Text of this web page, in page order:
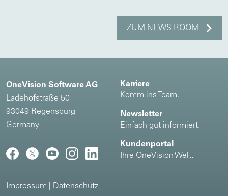
ZUM NEWS ROOM
OneVision Software AG
Ladehofstraße 50
93049 Regensburg
Germany
Impressum Datenschutz
Karriere
Komm ins Team.
Newsletter
Einfach gut informiert.
Kundenportal
Ihre OneVision Welt.